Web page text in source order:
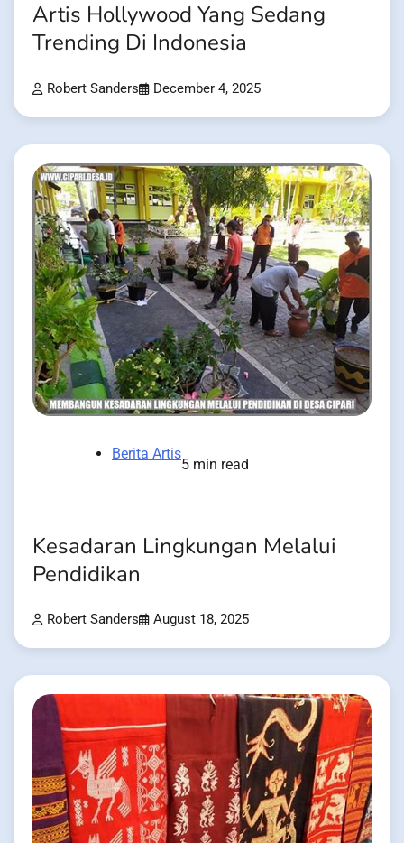
Artis Hollywood Yang Sedang
Trending Di Indonesia
Robert Sanders December 4, 2025
Berita Artis
5 min read
Kesadaran Lingkungan Melalui
Pendidikan
Robert Sanders August 18, 2025